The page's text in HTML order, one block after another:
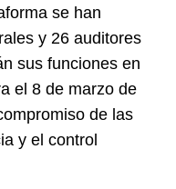
se han
y 26 auditores
sus funciones en
el 8 de marzo de
de las
y el control